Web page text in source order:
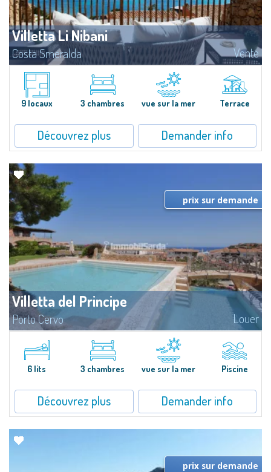
Villetta Li Nibani
Costa Smeralda Vente
​A few steps from the Bay of Piccolo Pevero, Villetta Li Nibani is located in a
quiet condo with breathtaking views of the sea of Costa Smeralda, in a
strategic position to reach the beach in a few minutes' walk.The...
9 locaux
3 chambres vue sur la mer Terrace
Découvrez plus Demander info
Villetta del Principe
Porto Cervo Louer
Cottage à louer à Porto Cervo - Sardaigne Gallura Très central et neuf,
unique si vous recherchez la proximité de la Marina et du centre de Porto
Cervo.L'intérieur se compose de deux chambres doubles, une...
prix sur demande
6 lits 3 chambres vue sur la mer Piscine
Découvrez plus Demander info
prix sur demande